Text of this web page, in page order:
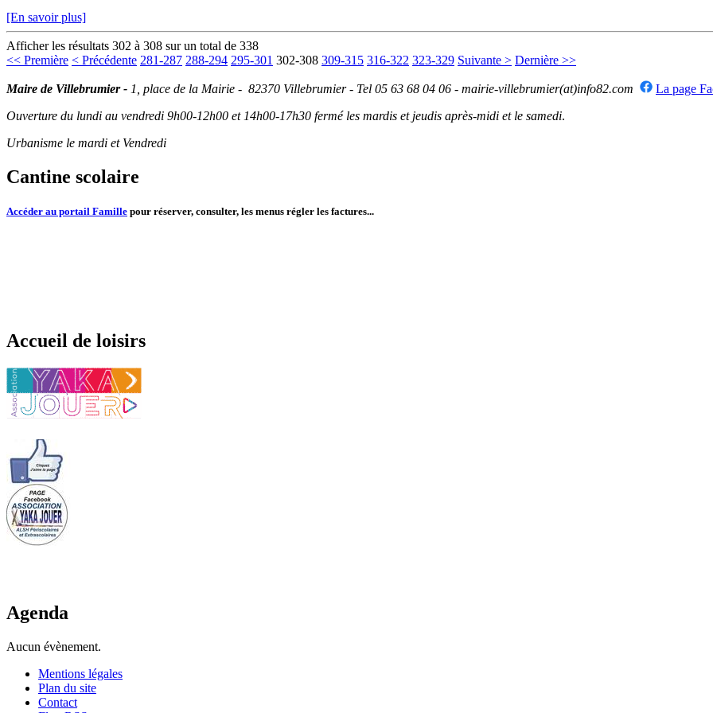
[En savoir plus]
Afficher les résultats 302 à 308 sur un total de 338
<< Première < Précédente 281-287 288-294 295-301 302-308 309-315 316-322 323-329 Suivante > Dernière >>
Maire de Villebrumier - 1, place de la Mairie - 82370 Villebrumier - Tel 05 63 68 04 06 - mairie-villebrumier(at)info82.com
La page
Ouverture du lundi au vendredi 9h00-12h00 et 14h00-17h30 fermé les mardis et jeudis après-midi et le samedi.
Urbanisme le mardi et Vendredi
Cantine scolaire
Accéder au portail Famille pour réserver, consulter, les menus régler les factures...
Accueil de loisirs
Agenda
Aucun évènement.
Mentions légales
Plan du site
Contact